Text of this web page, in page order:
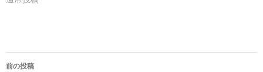
投
前の投稿